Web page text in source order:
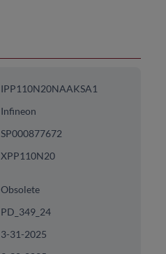
IPP110N20NAAKSA1
Infineon
SP000877672
XPP110N20
Obsolete
PD_349_24
3-31-2025